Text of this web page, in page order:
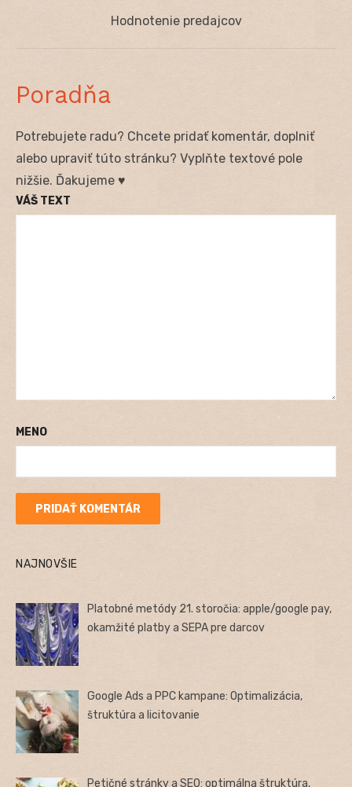
Next
Hodnotenie predajcov
Poradňa
Potrebujete radu? Chcete pridať komentár, doplniť
alebo upraviť túto stránku? Vyplňte textové pole
nižšie. Ďakujeme ♥
VÁŠ TEXT
MENO
NAJNOVŠIE
Platobné metódy 21. storočia: apple/google pay,
okamžité platby a SEPA pre darcov
Google Ads a PPC kampane: Optimalizácia,
štruktúra a licitovanie
Petičné stránky a SEO: optimálna štruktúra,